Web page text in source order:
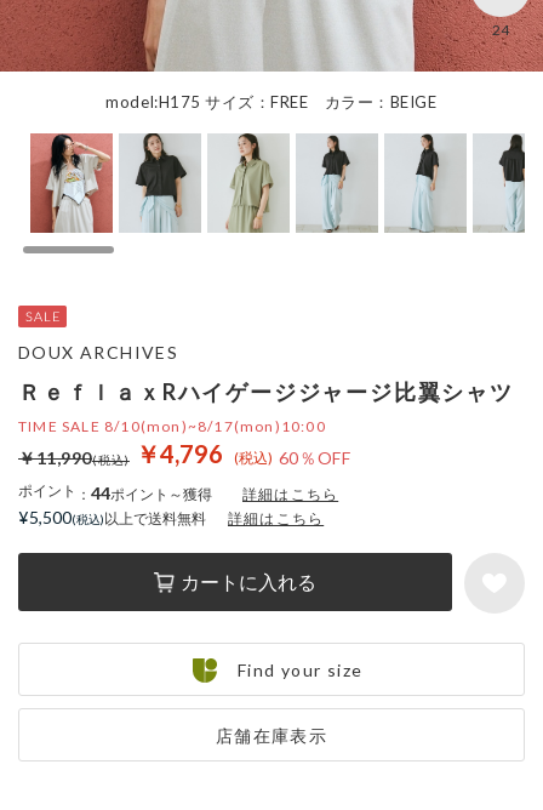
model:H175 サイズ：FREE カラー：BEIGE
24
ＲｅｆｌａｘRハイゲージジャージ比翼シャツ
TIME SALE 8/10(mon)~8/17(mon)10:00
￥4,796 60％OFF
￥11,990
ポイント ： 44ポイント～獲得 詳細はこちら
カートに入れる
店舗在庫表示
DOUX ARCHIVES
¥5,500 以上で送料無料 詳細はこちら
Find your size